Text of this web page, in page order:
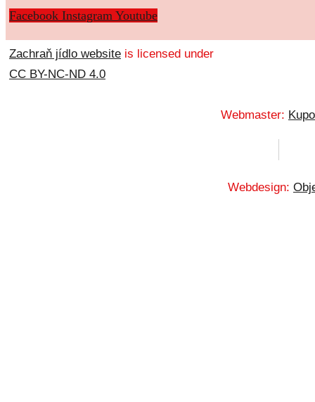
Facebook Instagram Youtube
Zachraň jídlo website is licensed under
CC BY-NC-ND 4.0
Webmaster:
Webdesign: